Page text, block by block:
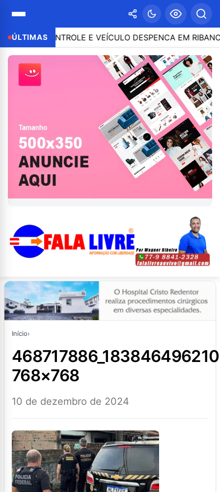
ÚLTIMAS E VEÍCULO DESPENCA EM RIBANCEIRA
Início›
468717886_18384649621098629_8643164947784596920_n-
768×768
10 de dezembro de 2024